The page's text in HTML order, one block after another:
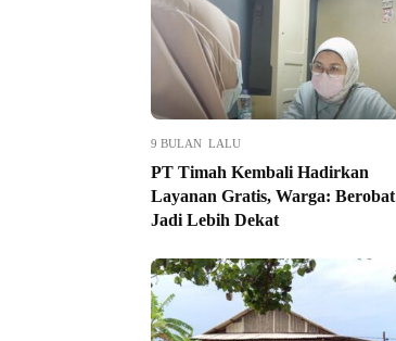
9 BULAN LALU
PT Timah Kembali Hadirkan
Layanan Gratis, Warga: Berobat
Jadi Lebih Dekat